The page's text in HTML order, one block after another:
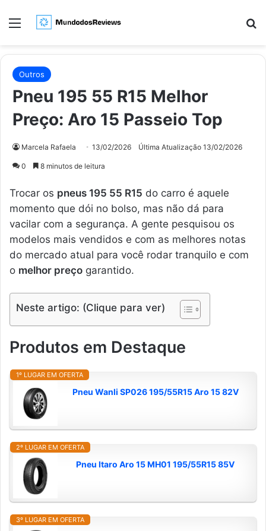
Menu
Outros
Pneu 195 55 R15 Melhor
Preço: Aro 15 Passeio Top
Marcela Rafaela 13/02/2026 Última Atualização 13/02/2026
0 8 minutos de leitura
Trocar os pneus 195 55 R15 do carro é aquele
momento que dói no bolso, mas não dá para
vacilar com a segurança. A gente pesquisou os
modelos mais vendidos e com as melhores notas
do mercado atual para você rodar tranquilo e com
o melhor preço garantido.
Neste artigo: (Clique para ver)
Produtos em Destaque
1º LUGAR EM OFERTA
Pneu Wanli SP026 195/55R15 Aro 15 82V
2º LUGAR EM OFERTA
Pneu Itaro Aro 15 MH01 195/55R15 85V
3º LUGAR EM OFERTA